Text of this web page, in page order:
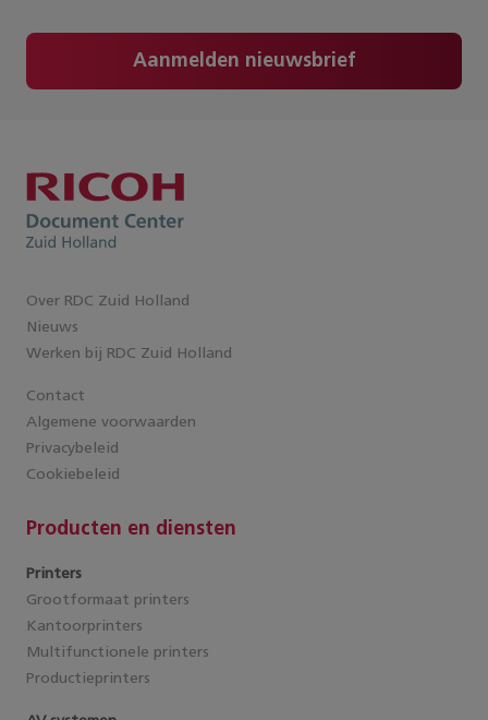
Aanmelden nieuwsbrief
Over RDC Zuid Holland
Nieuws
Werken bij RDC Zuid Holland
Contact
Algemene voorwaarden
Privacybeleid
Cookiebeleid
Producten en diensten
Printers
Grootformaat printers
Kantoorprinters
Multifunctionele printers
Productieprinters